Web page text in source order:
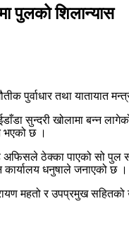
पुलको शिलान्यास
पुर्वाधार तथा यातायात
सुन्दरी खोलामा बन्न
भएको छ ।
ठेक्का पाएको सो
धनुषाले जनाएको छ ।
महतो र उपप्रमुख सहितको